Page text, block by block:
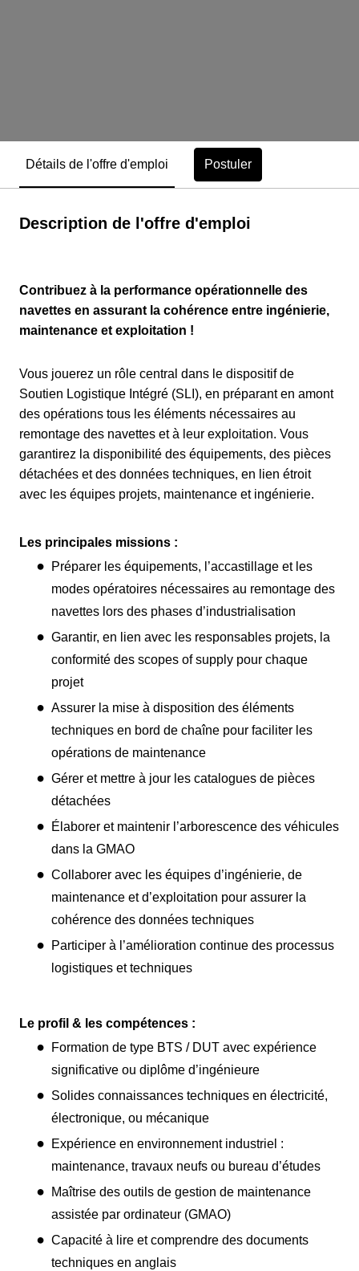
Détails de l'offre d'emploi Postuler
Description de l'offre d'emploi
Contribuez à la performance opérationnelle des
navettes en assurant la cohérence entre ingénierie,
maintenance et exploitation !
Vous jouerez un rôle central dans le dispositif de
Soutien Logistique Intégré (SLI), en préparant en amont
des opérations tous les éléments nécessaires au
remontage des navettes et à leur exploitation. Vous
garantirez la disponibilité des équipements, des pièces
détachées et des données techniques, en lien étroit
avec les équipes projets, maintenance et ingénierie.
Les principales missions :
Préparer les équipements, l’accastillage et les
modes opératoires nécessaires au remontage des
navettes lors des phases d’industrialisation
Garantir, en lien avec les responsables projets, la
conformité des scopes of supply pour chaque
projet
Assurer la mise à disposition des éléments
techniques en bord de chaîne pour faciliter les
opérations de maintenance
Gérer et mettre à jour les catalogues de pièces
détachées
Élaborer et maintenir l’arborescence des véhicules
dans la GMAO
Collaborer avec les équipes d’ingénierie, de
maintenance et d’exploitation pour assurer la
cohérence des données techniques
Participer à l’amélioration continue des processus
logistiques et techniques
Le profil & les compétences :
Formation de type BTS / DUT avec expérience
significative ou diplôme d’ingénieure
Solides connaissances techniques en électricité,
électronique, ou mécanique
Expérience en environnement industriel :
maintenance, travaux neufs ou bureau d’études
Maîtrise des outils de gestion de maintenance
assistée par ordinateur (GMAO)
Capacité à lire et comprendre des documents
techniques en anglais